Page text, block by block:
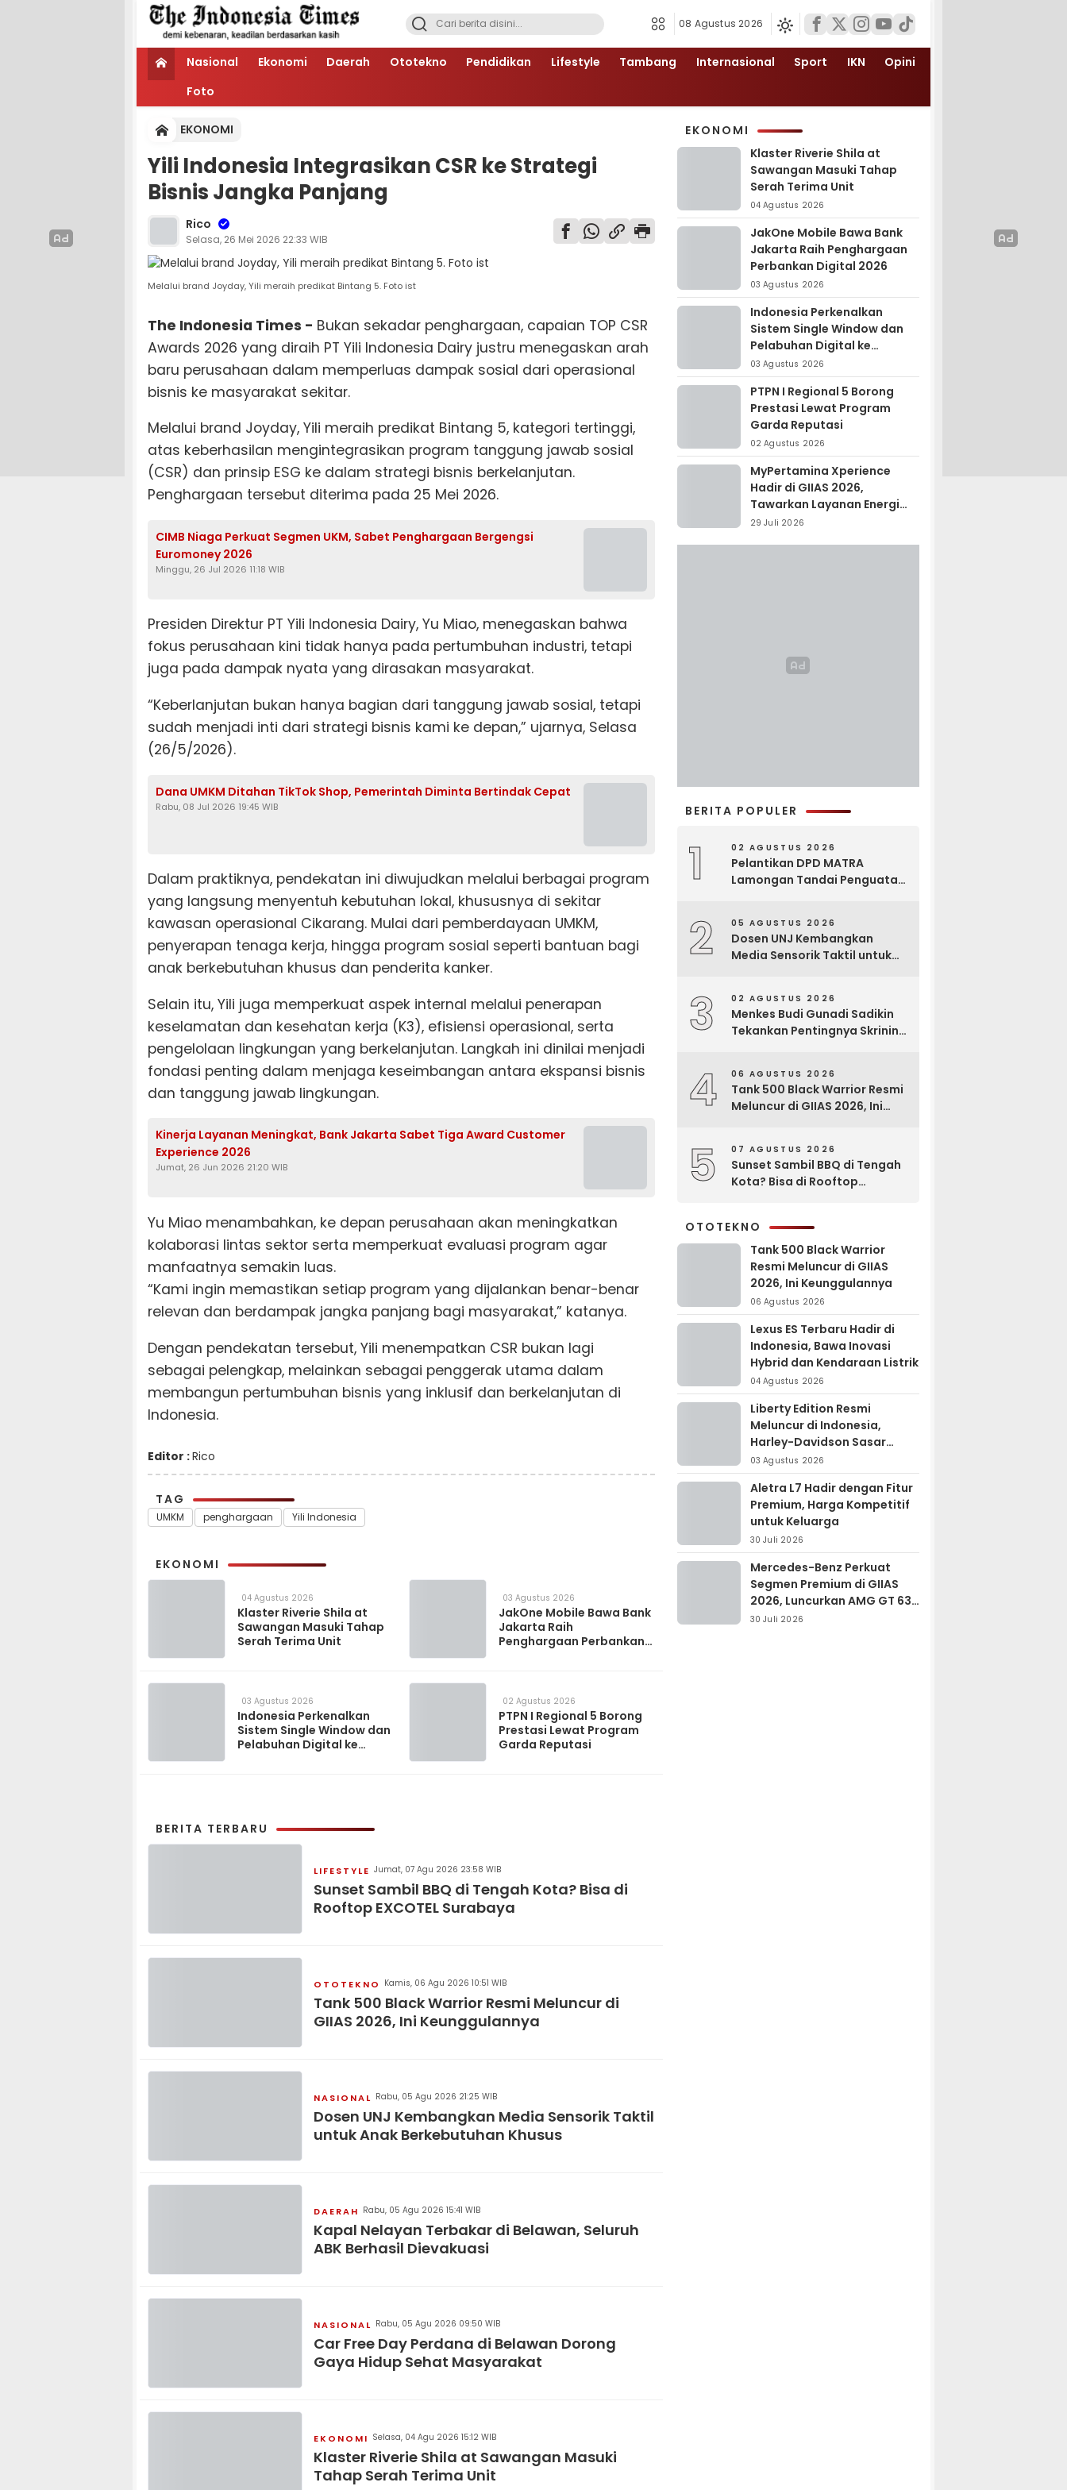
08 Agustus 2026
Nasional Ekonomi Daerah Ototekno Pendidikan Lifestyle Tambang Internasional Sport IKN
Opini
Foto
EKONOMI
Yili Indonesia Integrasikan CSR ke Strategi
Bisnis Jangka Panjang
Rico
Selasa, 26 Mei 2026 22:33 WIB
Melalui brand Joyday, Yili meraih predikat Bintang 5. Foto ist
The Indonesia Times - Bukan sekadar penghargaan, capaian TOP CSR
Awards 2026 yang diraih PT Yili Indonesia Dairy justru menegaskan arah
baru perusahaan dalam memperluas dampak sosial dari operasional
bisnis ke masyarakat sekitar.
Melalui brand Joyday, Yili meraih predikat Bintang 5, kategori tertinggi,
atas keberhasilan mengintegrasikan program tanggung jawab sosial
(CSR) dan prinsip ESG ke dalam strategi bisnis berkelanjutan.
Penghargaan tersebut diterima pada 25 Mei 2026.
CIMB Niaga Perkuat Segmen UKM, Sabet Penghargaan Bergengsi
Euromoney 2026
Minggu, 26 Jul 2026 11:18 WIB
Presiden Direktur PT Yili Indonesia Dairy, Yu Miao, menegaskan bahwa
fokus perusahaan kini tidak hanya pada pertumbuhan industri, tetapi
juga pada dampak nyata yang dirasakan masyarakat.
“Keberlanjutan bukan hanya bagian dari tanggung jawab sosial, tetapi
sudah menjadi inti dari strategi bisnis kami ke depan,” ujarnya, Selasa
(26/5/2026).
Dana UMKM Ditahan TikTok Shop, Pemerintah Diminta Bertindak Cepat
Rabu, 08 Jul 2026 19:45 WIB
Dalam praktiknya, pendekatan ini diwujudkan melalui berbagai program
yang langsung menyentuh kebutuhan lokal, khususnya di sekitar
kawasan operasional Cikarang. Mulai dari pemberdayaan UMKM,
penyerapan tenaga kerja, hingga program sosial seperti bantuan bagi
anak berkebutuhan khusus dan penderita kanker.
Selain itu, Yili juga memperkuat aspek internal melalui penerapan
keselamatan dan kesehatan kerja (K3), efisiensi operasional, serta
pengelolaan lingkungan yang berkelanjutan. Langkah ini dinilai menjadi
fondasi penting dalam menjaga keseimbangan antara ekspansi bisnis
dan tanggung jawab lingkungan.
Kinerja Layanan Meningkat, Bank Jakarta Sabet Tiga Award Customer
Experience 2026
Jumat, 26 Jun 2026 21:20 WIB
Yu Miao menambahkan, ke depan perusahaan akan meningkatkan
kolaborasi lintas sektor serta memperkuat evaluasi program agar
manfaatnya semakin luas.
“Kami ingin memastikan setiap program yang dijalankan benar-benar
relevan dan berdampak jangka panjang bagi masyarakat,” katanya.
Dengan pendekatan tersebut, Yili menempatkan CSR bukan lagi
sebagai pelengkap, melainkan sebagai penggerak utama dalam
membangun pertumbuhan bisnis yang inklusif dan berkelanjutan di
Indonesia.
Editor :Rico
TAG
UMKM penghargaan Yili Indonesia
EKONOMI
04 Agustus 2026
Klaster Riverie Shila at
Sawangan Masuki Tahap
Serah Terima Unit
03 Agustus 2026
JakOne Mobile Bawa Bank
Jakarta Raih
Penghargaan Perbankan
03 Agustus 2026
Indonesia Perkenalkan
Sistem Single Window dan
Pelabuhan Digital ke
02 Agustus 2026
PTPN I Regional 5 Borong
Prestasi Lewat Program
Garda Reputasi
BERITA TERBARU
LIFESTYLE Jumat, 07 Agu 2026 23:58 WIB
Sunset Sambil BBQ di Tengah Kota? Bisa di
Rooftop EXCOTEL Surabaya
OTOTEKNO Kamis, 06 Agu 2026 10:51 WIB
Tank 500 Black Warrior Resmi Meluncur di
GIIAS 2026, Ini Keunggulannya
NASIONAL Rabu, 05 Agu 2026 21:25 WIB
Dosen UNJ Kembangkan Media Sensorik Taktil
untuk Anak Berkebutuhan Khusus
DAERAH Rabu, 05 Agu 2026 15:41 WIB
Kapal Nelayan Terbakar di Belawan, Seluruh
ABK Berhasil Dievakuasi
NASIONAL Rabu, 05 Agu 2026 09:50 WIB
Car Free Day Perdana di Belawan Dorong
Gaya Hidup Sehat Masyarakat
EKONOMI Selasa, 04 Agu 2026 15:12 WIB
Klaster Riverie Shila at Sawangan Masuki
Tahap Serah Terima Unit
EKONOMI
Klaster Riverie Shila at
Sawangan Masuki Tahap
Serah Terima Unit
04 Agustus 2026
JakOne Mobile Bawa Bank
Jakarta Raih Penghargaan
Perbankan Digital 2026
03 Agustus 2026
Indonesia Perkenalkan
Sistem Single Window dan
Pelabuhan Digital ke
Madagaskar
03 Agustus 2026
PTPN I Regional 5 Borong
Prestasi Lewat Program
Garda Reputasi
02 Agustus 2026
MyPertamina Xperience
Hadir di GIIAS 2026,
Tawarkan Layanan Energi
Terintegrasi
29 Juli 2026
BERITA POPULER
1 02 AGUSTUS 2026
Pelantikan DPD MATRA
Lamongan Tandai Penguatan
2 05 AGUSTUS 2026
Dosen UNJ Kembangkan
Media Sensorik Taktil untuk
3 02 AGUSTUS 2026
Menkes Budi Gunadi Sadikin
Tekankan Pentingnya Skrining
4 06 AGUSTUS 2026
Tank 500 Black Warrior Resmi
Meluncur di GIIAS 2026, Ini
5 07 AGUSTUS 2026
Sunset Sambil BBQ di Tengah
Kota? Bisa di Rooftop
OTOTEKNO
Tank 500 Black Warrior
Resmi Meluncur di GIIAS
2026, Ini Keunggulannya
06 Agustus 2026
Lexus ES Terbaru Hadir di
Indonesia, Bawa Inovasi
Hybrid dan Kendaraan Listrik
04 Agustus 2026
Liberty Edition Resmi
Meluncur di Indonesia,
Harley-Davidson Sasar
Kolektor Motor Premium
03 Agustus 2026
Aletra L7 Hadir dengan Fitur
Premium, Harga Kompetitif
untuk Keluarga
30 Juli 2026
Mercedes-Benz Perkuat
Segmen Premium di GIIAS
2026, Luncurkan AMG GT 63
PRO dan GLC 200
30 Juli 2026